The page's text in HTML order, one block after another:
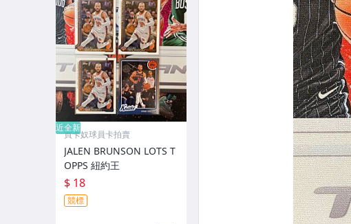
近全新
買卡奴球員卡拍賣
JALEN BRUNSON LOTS T
OPPS 紐約王
$ 18
競標